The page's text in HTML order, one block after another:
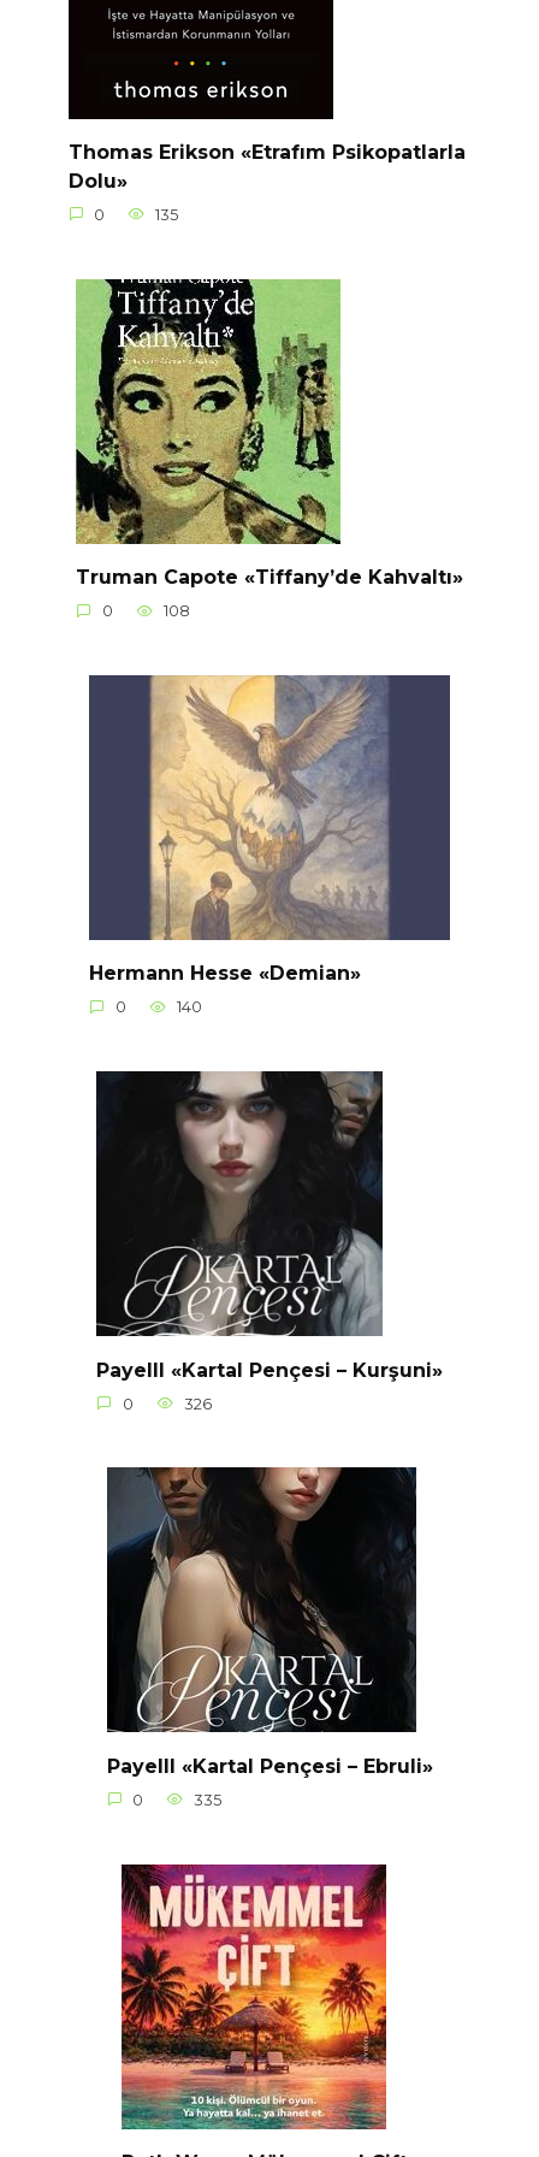
Thomas Erikson «Etrafım Psikopatlarla
Dolu»
0 135
Truman Capote «Tiffany’de Kahvaltı»
0 108
Hermann Hesse «Demian»
0 140
Payelll «Kartal Pençesi – Kurşuni»
0 326
Payelll «Kartal Pençesi – Ebruli»
0 335